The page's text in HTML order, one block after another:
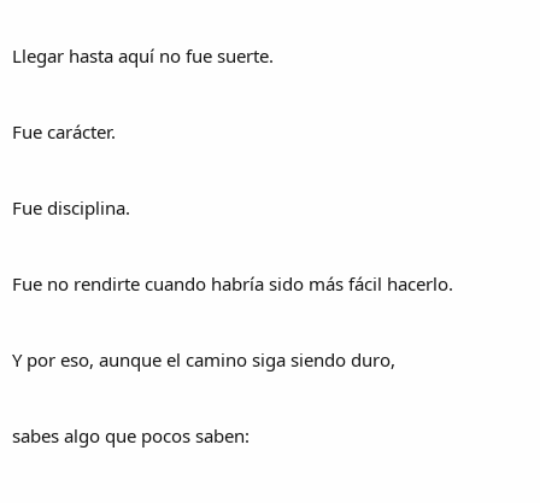
Llegar hasta aquí no fue suerte.
Fue carácter.
Fue disciplina.
Fue no rendirte cuando habría sido más fácil hacerlo.
Y por eso, aunque el camino siga siendo duro,
sabes algo que pocos saben: